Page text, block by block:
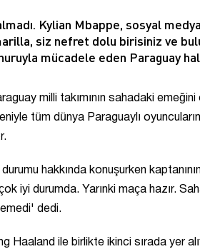
Kylian Mbappe, sosyal
siz nefret dolu birisiniz ve
mücadele eden Paraguay
milli takımının sahadaki emeğini
tüm dünya Paraguaylı oyuncuların
hakkında konuşurken
durumda. Yarınki maça hazır. Saha
dedi.
Haaland ile birlikte ikinci sırada yer